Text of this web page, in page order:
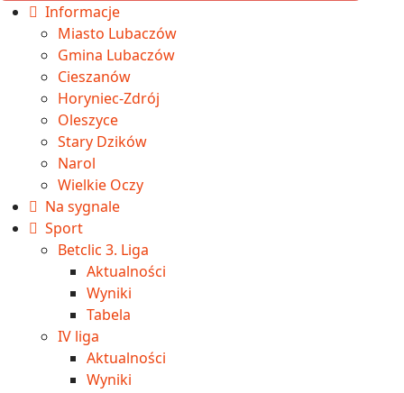
Informacje
Miasto Lubaczów
Gmina Lubaczów
Cieszanów
Horyniec-Zdrój
Oleszyce
Stary Dzików
Narol
Wielkie Oczy
Na sygnale
Sport
Betclic 3. Liga
Aktualności
Wyniki
Tabela
IV liga
Aktualności
Wyniki